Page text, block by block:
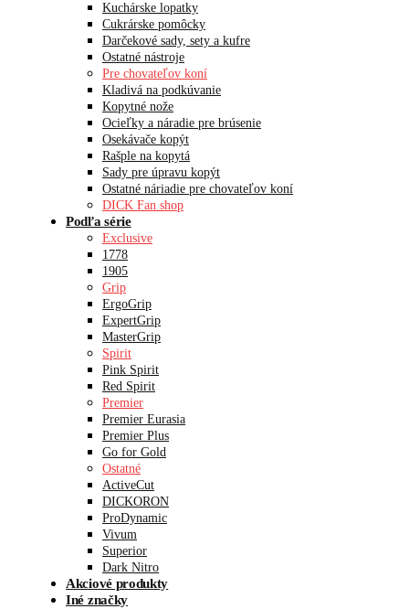
Kuchárske lopatky
Cukrárske pomôcky
Darčekové sady, sety a kufre
Ostatné nástroje
Pre chovateľov koní
Kladivá na podkúvanie
Kopytné nože
Ocieľky a náradie pre brúsenie
Osekávače kopýt
Rašple na kopytá
Sady pre úpravu kopýt
Ostatné náriadie pre chovateľov koní
DICK Fan shop
Podľa série
Exclusive
1778
1905
Grip
ErgoGrip
ExpertGrip
MasterGrip
Spirit
Pink Spirit
Red Spirit
Premier
Premier Eurasia
Premier Plus
Go for Gold
Ostatné
ActiveCut
DICKORON
ProDynamic
Vivum
Superior
Dark Nitro
Akciové produkty
Iné značky